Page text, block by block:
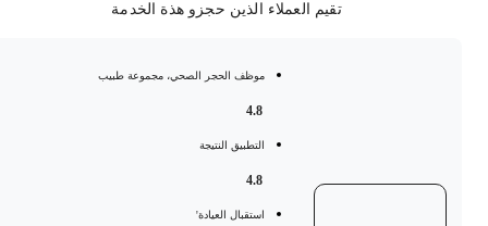
تقيم العملاء الذين حجزو هذة الخدمة
موظف الحجر الصحي، مجموعة طبيب
التطبيق النتيجة
استقبال العيادة'